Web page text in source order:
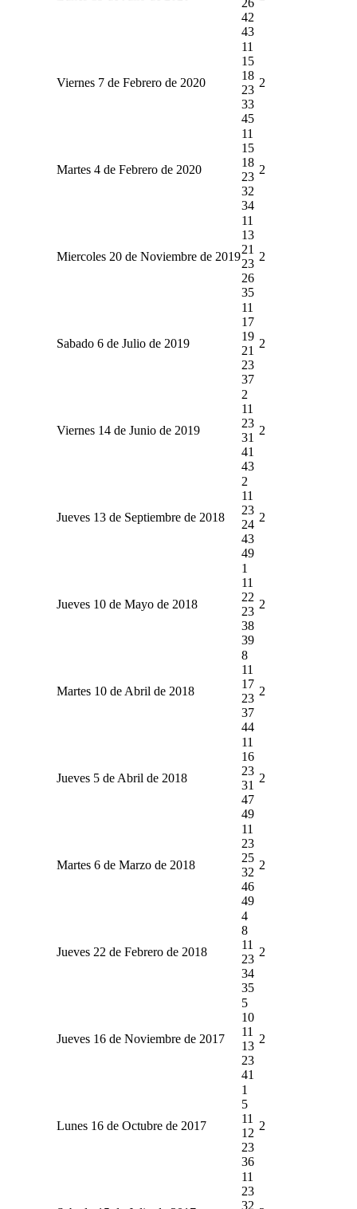
42
43
Viernes 7 de Febrero de 2020
11
15
18
23
33
45
2
Martes 4 de Febrero de 2020
11
15
18
23
32
34
2
Miercoles 20 de Noviembre de 2019
11
13
21
23
26
35
2
Sabado 6 de Julio de 2019
11
17
19
21
23
37
2
Viernes 14 de Junio de 2019
2
11
23
31
41
43
2
Jueves 13 de Septiembre de 2018
2
11
23
24
43
49
2
Jueves 10 de Mayo de 2018
1
11
22
23
38
39
2
Martes 10 de Abril de 2018
8
11
17
23
37
44
2
Jueves 5 de Abril de 2018
11
16
23
31
47
49
2
Martes 6 de Marzo de 2018
11
23
25
32
46
49
2
Jueves 22 de Febrero de 2018
4
8
11
23
34
35
2
Jueves 16 de Noviembre de 2017
5
10
11
13
23
41
2
Lunes 16 de Octubre de 2017
1
5
11
12
23
36
2
11
23
32